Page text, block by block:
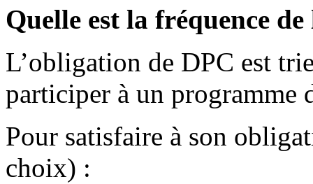
Quelle est la fréquence
L’obligation de DPC est
participer à un programme
Pour satisfaire à son
choix) :